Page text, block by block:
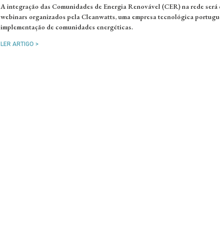
A integração das Comunidades de Energia Renovável (CER) na rede
webinars organizados pela Cleanwatts, uma empresa tecnológica
implementação de comunidades energéticas.
LER ARTIGO >